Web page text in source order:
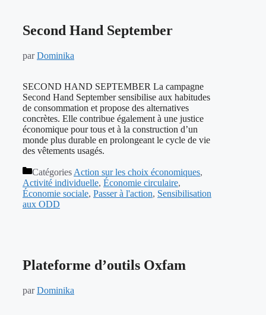
Second Hand September
parDominika
SECOND HAND SEPTEMBER La campagne
Second Hand September sensibilise aux habitudes
de consommation et propose des alternatives
concrètes. Elle contribue également à une justice
économique pour tous et à la construction d’un
monde plus durable en prolongeant le cycle de vie
des vêtements usagés.
Catégories Action sur les choix économiques,
Activité individuelle, Économie circulaire,
Économie sociale, Passer à l'action, Sensibilisation
aux ODD
Plateforme d’outils Oxfam
parDominika